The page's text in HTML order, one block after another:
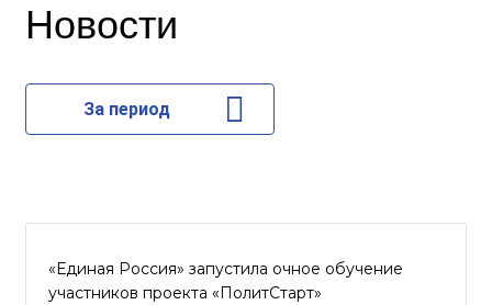
Новости
За период
«Единая Россия» запустила очное обучение
участников проекта «ПолитСтарт»